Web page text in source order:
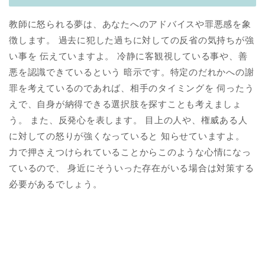
教師に怒られる夢は、あなたへのアドバイスや罪悪感を象
徴します。 過去に犯した過ちに対しての反省の気持ちが強
い事を 伝えていますよ。 冷静に客観視している事や、善
悪を認識できているという 暗示です。特定のだれかへの謝
罪を考えているのであれば、相手のタイミングを 伺ったう
えで、自身が納得できる選択肢を探すことも考えましょ
う。 また、反発心を表します。 目上の人や、権威ある人
に対しての怒りが強くなっていると 知らせていますよ。
力で押さえつけられていることからこのような心情になっ
ているので、 身近にそういった存在がいる場合は対策する
必要があるでしょう。